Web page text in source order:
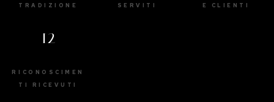
TRADIZIONE
SERVITI
E CLIENTI
12
RICONOSCIMEN
TI RICEVUTI